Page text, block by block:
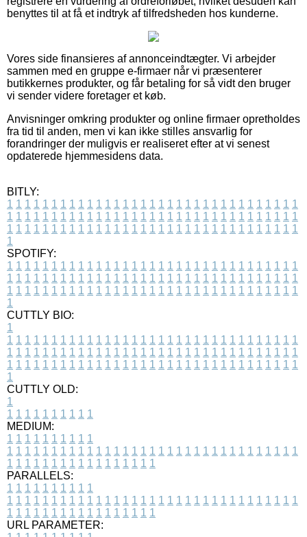
benyttes til at få et indtryk af tilfredsheden hos kunderne.
Vores side finansieres af annonceindtægter. Vi arbejder
sammen med en gruppe e-firmaer når vi præsenterer
butikkernes produkter, og får betaling for så vidt den bruger
vi sender videre foretager et køb.
Anvisninger omkring produkter og online firmaer opretholdes
fra tid til anden, men vi kan ikke stilles ansvarlig for
forandringer der muligvis er realiseret efter at vi senest
opdaterede hjemmesidens data.
BITLY:
1 1 1 1 1 1 1 1 1 1 1 1 1 1 1 1 1 1 1 1 1 1 1 1 1 1 1 1 1 1 1 1 1
1 1 1 1 1 1 1 1 1 1 1 1 1 1 1 1 1 1 1 1 1 1 1 1 1 1 1 1 1 1 1 1 1
1 1 1 1 1 1 1 1 1 1 1 1 1 1 1 1 1 1 1 1 1 1 1 1 1 1 1 1 1 1 1 1 1
1
SPOTIFY:
1 1 1 1 1 1 1 1 1 1 1 1 1 1 1 1 1 1 1 1 1 1 1 1 1 1 1 1 1 1 1 1 1
1 1 1 1 1 1 1 1 1 1 1 1 1 1 1 1 1 1 1 1 1 1 1 1 1 1 1 1 1 1 1 1 1
1 1 1 1 1 1 1 1 1 1 1 1 1 1 1 1 1 1 1 1 1 1 1 1 1 1 1 1 1 1 1 1 1
1
CUTTLY BIO:
1
1 1 1 1 1 1 1 1 1 1 1 1 1 1 1 1 1 1 1 1 1 1 1 1 1 1 1 1 1 1 1 1 1
1 1 1 1 1 1 1 1 1 1 1 1 1 1 1 1 1 1 1 1 1 1 1 1 1 1 1 1 1 1 1 1 1
1 1 1 1 1 1 1 1 1 1 1 1 1 1 1 1 1 1 1 1 1 1 1 1 1 1 1 1 1 1 1 1 1
1
CUTTLY OLD:
1
1 1 1 1 1 1 1 1 1 1
MEDIUM:
1 1 1 1 1 1 1 1 1 1
1 1 1 1 1 1 1 1 1 1 1 1 1 1 1 1 1 1 1 1 1 1 1 1 1 1 1 1 1 1 1 1 1
1 1 1 1 1 1 1 1 1 1 1 1 1 1 1 1 1
PARALLELS:
1 1 1 1 1 1 1 1 1 1
1 1 1 1 1 1 1 1 1 1 1 1 1 1 1 1 1 1 1 1 1 1 1 1 1 1 1 1 1 1 1 1 1
1 1 1 1 1 1 1 1 1 1 1 1 1 1 1 1 1
URL PARAMETER: